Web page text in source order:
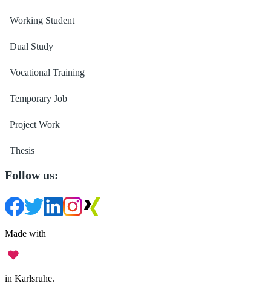
Working Student
Dual Study
Vocational Training
Temporary Job
Project Work
Thesis
Follow us:
Made with
in Karlsruhe.